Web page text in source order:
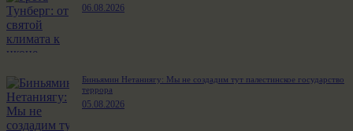
06.08.2026
Биньямин Нетаниягу: Мы не создадим тут палестинское государство
террора
05.08.2026